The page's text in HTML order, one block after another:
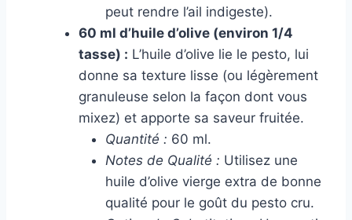
peut rendre l’ail indigeste).
60 ml d’huile d’olive (environ 1/4
tasse) : L’huile d’olive lie le pesto, lui
donne sa texture lisse (ou légèrement
granuleuse selon la façon dont vous
mixez) et apporte sa saveur fruitée.
Quantité : 60 ml.
Notes de Qualité : Utilisez une
huile d’olive vierge extra de bonne
qualité pour le goût du pesto cru.